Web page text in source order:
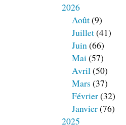
2026
Août(9)
Juillet(41)
Juin(66)
Mai(57)
Avril(50)
Mars (37)
Février(32)
Janvier(76)
2025